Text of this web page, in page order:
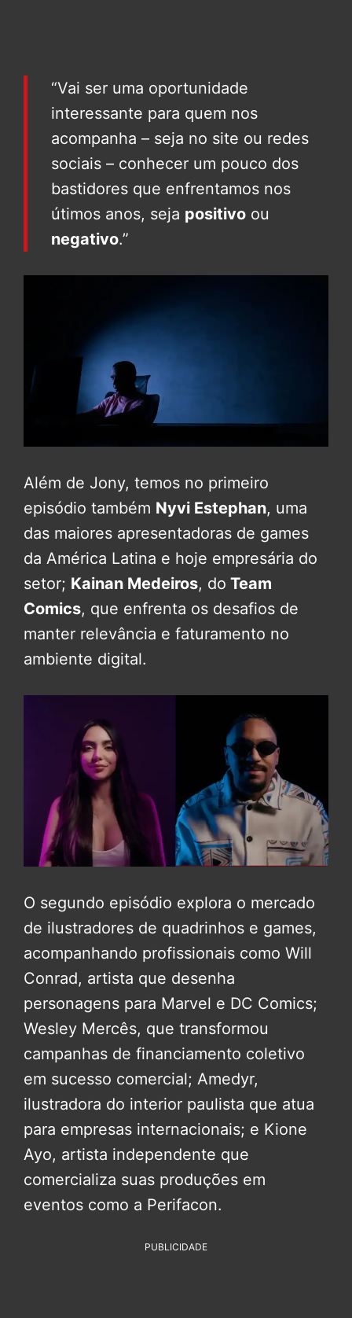
“Vai ser uma oportunidade
interessante para quem nos
acompanha – seja no site ou redes
sociais – conhecer um pouco dos
bastidores que enfrentamos nos
útimos anos, seja positivo ou
negativo.”
Além de Jony, temos no primeiro
episódio também Nyvi Estephan, uma
das maiores apresentadoras de games
da América Latina e hoje empresária do
setor; Kainan Medeiros, do Team
Comics, que enfrenta os desafios de
manter relevância e faturamento no
ambiente digital.
O segundo episódio explora o mercado
de ilustradores de quadrinhos e games,
acompanhando profissionais como Will
Conrad, artista que desenha
personagens para Marvel e DC Comics;
Wesley Mercês, que transformou
campanhas de financiamento coletivo
em sucesso comercial; Amedyr,
ilustradora do interior paulista que atua
para empresas internacionais; e Kione
Ayo, artista independente que
comercializa suas produções em
eventos como a Perifacon.
PUBLICIDADE